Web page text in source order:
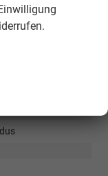
zu hoher